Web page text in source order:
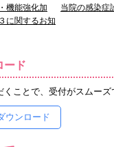
機能強化加
に関するお知
当院の感染症
ード
ことで、受付がスムーズ
ウンロード